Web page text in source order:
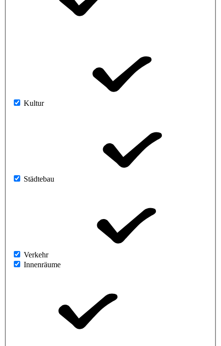
Kultur
Städtebau
Verkehr
Innenräume